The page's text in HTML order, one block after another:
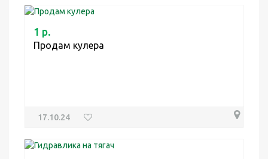
1 р.
Продам кулера
17.10.24